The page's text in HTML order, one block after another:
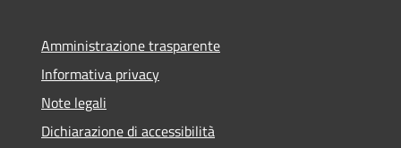
Amministrazione trasparente
Informativa privacy
Note legali
Dichiarazione di accessibilità